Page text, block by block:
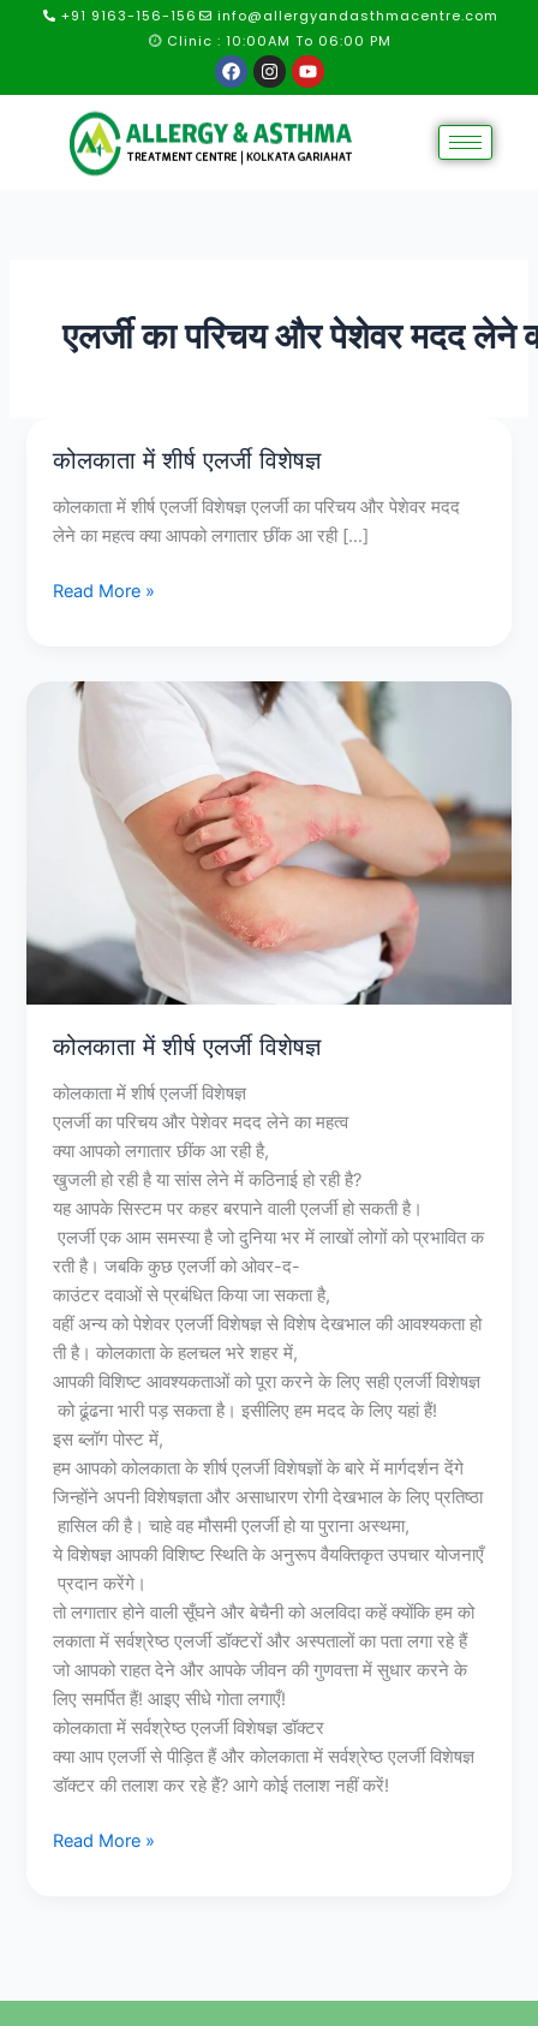
+91 9163-156-156
info@allergyandasthmacentre.com
Clinic : 10:00AM To 06:00 PM
F
a
c
e
b
o
I
n
s
t
a
g
Y
o
u
u
b
एलर्जी का परिचय और पेशेवर मदद लेने
कोलकाता में शीर्ष एलर्जी विशेषज्ञ
कोलकाता में शीर्ष एलर्जी विशेषज्ञ एलर्जी का परिचय और पेशेवर मदद
लेने का महत्व क्या आपको लगातार छींक आ रही […]
कोलकाता
शीर्ष
एलर्जी
Read More »
कोलकाता में शीर्ष एलर्जी विशेषज्ञ
कोलकाता में शीर्ष एलर्जी विशेषज्ञ
एलर्जी का परिचय और पेशेवर मदद लेने का महत्व
क्या आपको लगातार छींक आ रही है,
खुजली हो रही है या सांस लेने में कठिनाई हो रही है?
यह आपके सिस्टम पर कहर बरपाने वाली एलर्जी हो सकती है।
एलर्जी एक आम समस्या है जो दुनिया भर में लाखों लोगों को प्रभावित क
रती है। जबकि कुछ एलर्जी को ओवर-द-
काउंटर दवाओं से प्रबंधित किया जा सकता है,
वहीं अन्य को पेशेवर एलर्जी विशेषज्ञ से विशेष देखभाल की आवश्यकता हो
ती है। कोलकाता के हलचल भरे शहर में,
आपकी विशिष्ट आवश्यकताओं को पूरा करने के लिए सही एलर्जी विशेषज्ञ
को ढूंढना भारी पड़ सकता है। इसीलिए हम मदद के लिए यहां हैं!
इस ब्लॉग पोस्ट में,
हम आपको कोलकाता के शीर्ष एलर्जी विशेषज्ञों के बारे में मार्गदर्शन देंगे
जिन्होंने अपनी विशेषज्ञता और असाधारण रोगी देखभाल के लिए प्रतिष्ठा
हासिल की है। चाहे वह मौसमी एलर्जी हो या पुराना अस्थमा,
ये विशेषज्ञ आपकी विशिष्ट स्थिति के अनुरूप वैयक्तिकृत उपचार योजनाएँ
प्रदान करेंगे।
तो लगातार होने वाली सूँघने और बेचैनी को अलविदा कहें क्योंकि हम को
लकाता में सर्वश्रेष्ठ एलर्जी डॉक्टरों और अस्पतालों का पता लगा रहे हैं
जो आपको राहत देने और आपके जीवन की गुणवत्ता में सुधार करने के
लिए समर्पित हैं! आइए सीधे गोता लगाएँ!
कोलकाता में सर्वश्रेष्ठ एलर्जी विशेषज्ञ डॉक्टर
क्या आप एलर्जी से पीड़ित हैं और कोलकाता में सर्वश्रेष्ठ एलर्जी विशेषज्ञ
डॉक्टर की तलाश कर रहे हैं? आगे कोई तलाश नहीं करें!
कोलकाता
एलर्जी
विशेषज्ञ
Read More »